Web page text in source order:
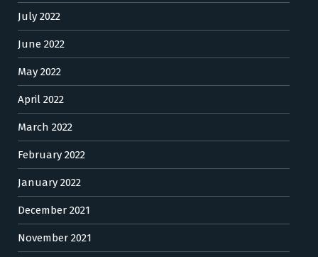
July 2022
June 2022
May 2022
April 2022
March 2022
February 2022
January 2022
December 2021
November 2021